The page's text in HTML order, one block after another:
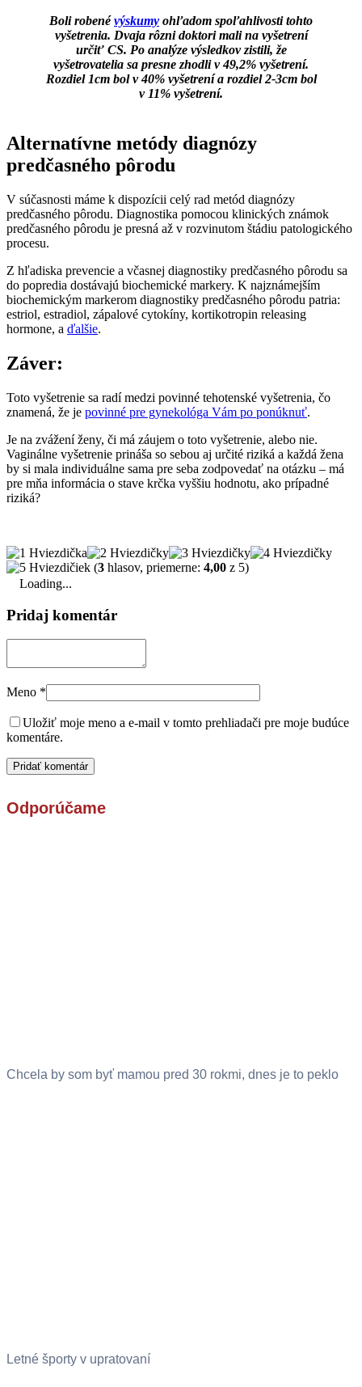
Boli robenévýskumy ohľadom spoľahlivosti tohto
vyšetrenia. Dvaja rôzni doktori mali na vyšetrení
určiť CS. Po analýze výsledkov zistili, že
vyšetrovatelia sa presne zhodli v 49,2% vyšetrení.
Rozdiel 1cm bol v 40% vyšetrení a rozdiel 2-3cm bol
v 11% vyšetrení.
Alternatívne metódy diagnózy
predčasného pôrodu
V súčasnosti máme k dispozícii celý rad metód diagnózy
predčasného pôrodu. Diagnostika pomocou klinických známok
predčasného pôrodu je presná až v rozvinutom štádiu patologického
procesu.
Z hľadiska prevencie a včasnej diagnostiky predčasného pôrodu sa
do popredia dostávajú biochemické markery. K najznámejším
biochemickým markerom diagnostiky predčasného pôrodu patria:
estriol, estradiol, zápalové cytokíny, kortikotropin releasing
hormone, a ďalšie.
Záver:
Toto vyšetrenie sa radí medzi povinné tehotenské vyšetrenia, čo
znamená, že je povinné pre gynekológa Vám po ponúknuť.
Je na zvážení ženy, či má záujem o toto vyšetrenie, alebo nie.
Vaginálne vyšetrenie prináša so sebou aj určité riziká a každá žena
by si mala individuálne sama pre seba zodpovedať na otázku – má
pre mňa informácia o stave krčka vyššiu hodnotu, ako prípadné
riziká?
(3 hlasov, priemerne: 4,00 z 5)
Loading...
Pridaj komentár
Meno *
Uložiť moje meno a e-mail v tomto prehliadači pre moje budúce
komentáre.
Odporúčame
Chcela by som byť mamou pred 30 rokmi, dnes je to peklo
Letné športy v upratovaní